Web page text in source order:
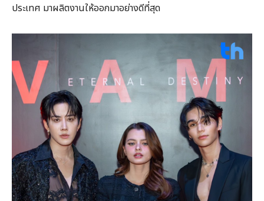
ประเทศ มาผลิตงานให้ออกมาอย่างดีที่สุด